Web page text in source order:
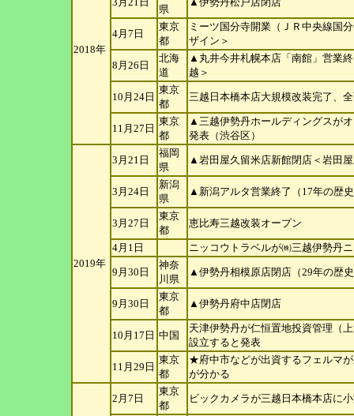
2018年
県
4月7日
東京
都
ミーツ国分寺開業（ＪＲ中央線国
ザイン ＞
8月26日
北海
道
▲丸井今井札幌本店「南館」営業
越＞
10月24日
東京
都
三越日本橋本店大規模改装完了、
11月27日
東京
都
▲三越伊勢丹ホールディングスが
発表 （渋谷区）
2019年
3月21日
福岡
県
▲岩田屋久留米店新館閉店＜岩田
3月24日
新潟
県
▲新潟アルタ営業終了（17年の歴
3月27日
東京
都
恵比寿三越改装オープン
4月1日 ニッコウトラベルが㈱三越伊勢丹
9月30日
神奈
川県
▲伊勢丹相模原店閉店（29年の歴
9月30日
東京
都
▲伊勢丹府中店閉店
10月17日 中国
天津伊勢丹が仁恒置地投資管理（
設立すると発表
11月29日
東京
都
★府中市などが出資するフェルマ
が分かる
2月7日
東京
都
ビックカメラが三越日本橋本店に